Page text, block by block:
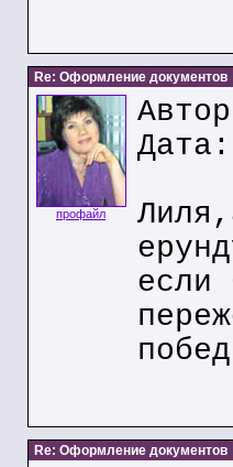
Re: Оформление документов
профайл
если
Re: Оформление документов